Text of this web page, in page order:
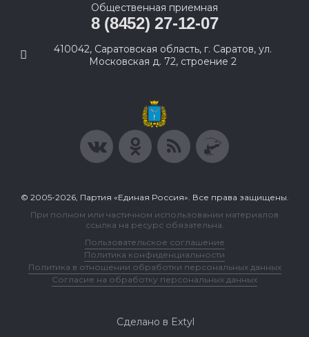
Общественная приемная
8 (8452) 27-12-07
410042, Саратовская область, г. Саратов, ул.
Московская д. 72, строение 2
© 2005-2026, Партия «Единая Россия». Все права защищены.
При полном или частичном использовании материалов
ссылка на ресурс обязательна.
Пользовательское соглашение
Политика конфиденциальности
Политика в отношении обработки персональных данных
Согласие на обработку персональных данных
Сделано в Extyl